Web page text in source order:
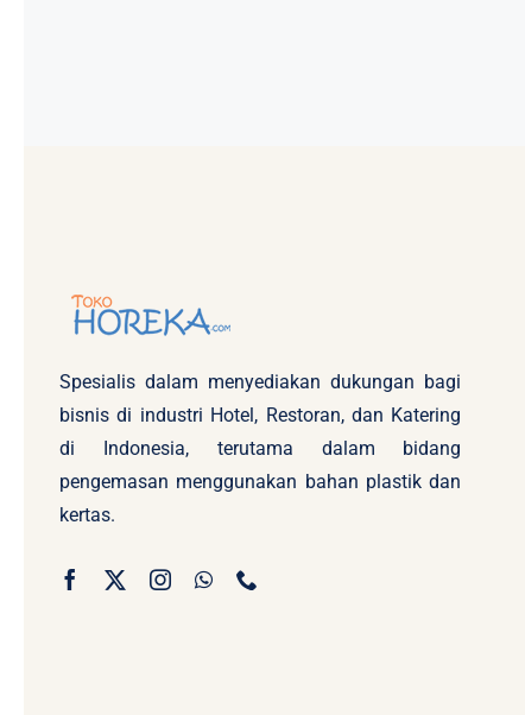
di Indonesia, terutama dalam bidang
pengemasan menggunakan bahan plastik dan
kertas.